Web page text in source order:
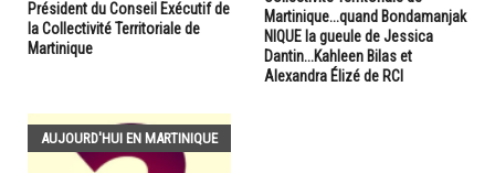
Président du Conseil Exécutif de
la Collectivité Territoriale de
Martinique
Martinique...quand Bondamanjak
NIQUE la gueule de Jessica
Dantin...Kahleen Bilas et
Alexandra Élizé de RCI
AUJOURD'HUI EN MARTINIQUE